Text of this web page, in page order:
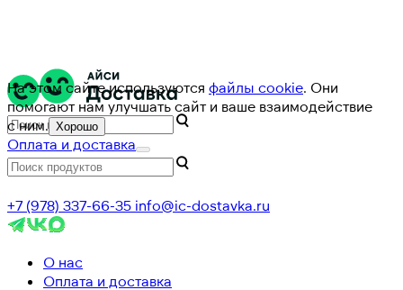
На этом сайте используются файлы cookie. Они
помогают нам улучшать сайт и ваше взаимодействие
с ним. Хорошо
Оплата и доставка
+7 (978) 337-66-35 info@ic-dostavka.ru
О нас
Оплата и доставка